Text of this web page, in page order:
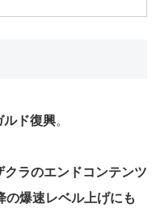
ルド復興。
クラのエンドコンテンツ
の爆速レベル上げにも